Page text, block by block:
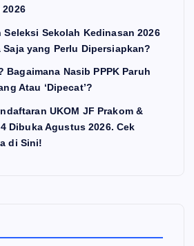
Seleksi Sekolah Kedinasan 2026
Saja yang Perlu Dipersiapkan?
Bagaimana Nasib PPPK Paruh
Atau ‘Dipecat’?
UKOM JF Prakom &
Dibuka Agustus 2026. Cek
di Sini!